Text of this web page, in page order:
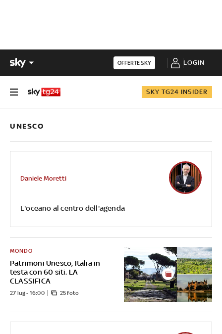
OFFERTE SKY LOGIN
SKY TG24 INSIDER
UNESCO
L'oceano al centro dell'agenda
Daniele Moretti
Patrimoni Unesco, Italia in
testa con 60 siti. LA
CLASSIFICA
MONDO
27 lug - 16:00 25 foto